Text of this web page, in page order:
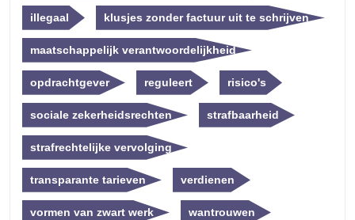
illegaal klusjes zonder factuur uit te schrijven
maatschappelijk verantwoordelijkheid
opdrachtgever reguleert risico's
sociale zekerheidsrechten strafbaarheid
strafrechtelijke vervolging
transparante tarieven verdienen
vormen van zwart werk wantrouwen